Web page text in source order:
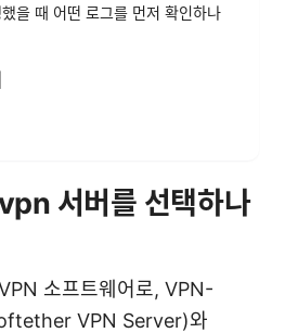
을 때 어떤 로그를 먼저 확인하나
서버를 선택하나
소프트웨어로, VPN-
VPN Server)와